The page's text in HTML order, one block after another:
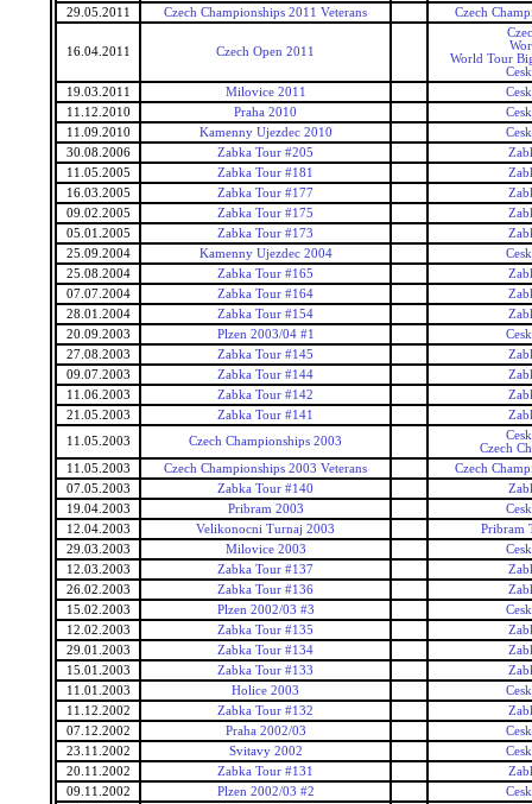
29.05.2011
Czech Championships 2011 Veterans Czech
16.04.2011 Czech Open 2011
World Tour
19.03.2011
Milovice 2011
11.12.2010
Praha 2010
11.09.2010
Kamenny Ujezdec 2010
30.08.2006
Zabka Tour #205
11.05.2005
Zabka Tour #181
16.03.2005
Zabka Tour #177
09.02.2005
Zabka Tour #175
05.01.2005
Zabka Tour #173
25.09.2004
Kamenny Ujezdec 2004
25.08.2004
Zabka Tour #165
07.07.2004
Zabka Tour #164
28.01.2004
Zabka Tour #154
20.09.2003
Plzen 2003/04 #1
27.08.2003
Zabka Tour #145
09.07.2003
Zabka Tour #144
11.06.2003
Zabka Tour #142
21.05.2003
Zabka Tour #141
11.05.2003
Czech Championships 2003
Czech
11.05.2003
Czech Championships 2003 Veterans
Czech
07.05.2003
Zabka Tour #140
19.04.2003
Pribram 2003
12.04.2003
Velikonocni Turnaj 2003
Pribram
29.03.2003
Milovice 2003
12.03.2003
Zabka Tour #137
26.02.2003
Zabka Tour #136
15.02.2003
Plzen 2002/03 #3
12.02.2003
Zabka Tour #135
29.01.2003
Zabka Tour #134
15.01.2003
Zabka Tour #133
11.01.2003
Holice 2003
11.12.2002
Zabka Tour #132
07.12.2002
Praha 2002/03
23.11.2002
Svitavy 2002
20.11.2002
Zabka Tour #131
09.11.2002
Plzen 2002/03 #2